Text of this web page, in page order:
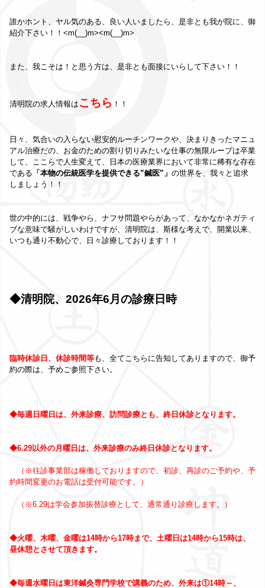
誰かホント、ヤル気のある、良い人いましたら、是非とも我が院に、御
紹介下さい！！<m(__)m><m(__)m>
また、我こそは！と思う方は、是非とも面接にいらして下さい！！
清明院の求人情報は こちら ！！
日々、気合いの入らない慰安的ルーチンワークや、決まりきったマニュ
アル治療だの、お金のための割り切りみたいな仕事の無限ループは卒業
して、ここらで人生変えて、日本の医療業界において非常に稀有な存在
である 「本物の伝統医学を提供できる”鍼医”」 の世界を、我々と追求
しましょう！！
世の中的には、戦争やら、ナフサ問題やらがあって、なかなかネガティ
ブな意味で騒がしいわけですが、清明院は、斯様な考えで、開業以来、
いつも通り不動心で、日々診療しております！！
◆清明院、2026年6月の診療日時
臨時休診日、休診時間等も、全てこちらに告知してありますので、御予
約の際は、予めご参照下さい。
◆毎週日曜日は、外来診療、訪問診療とも、終日休診となります。
◆6.29以外の月曜日は、外来診療のみ終日休診となります。
（※往診事業部は稼働しておりますので、初診、再診のご予約や、予
約時間変更のお電話は受付可能です。）
（※6.29は学会参加振替診療として、通常通り診療します。）
◆火曜、木曜、金曜は14時から17時まで、土曜日は14時から15時は、
昼休憩とさせて頂きます。
◆毎週水曜日は東洋鍼灸専門学校で講義のため、外来は①14時～、